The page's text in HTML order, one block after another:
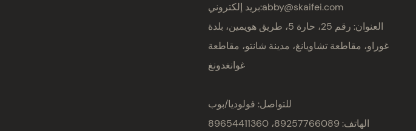
بريد إلكتروني:abby@skaifei.com
العنوان:
رقم 25، حارة 5، طريق هويمين، بلدة
غوراو، مقاطعة تشاويانغ، مدينة شانتو، مقاطعة
غوانغدونغ
للتواصل: فولوديا/بوب
الهاتف: 89257766089، 89654411360